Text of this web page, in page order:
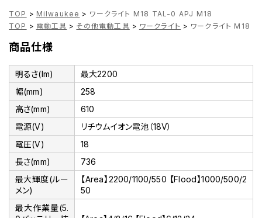
TOP > Milwaukee > ワークライト M18 TAL-0 APJ M18
TOP > 電動工具 > その他電動工具 > ワークライト > ワークライト M18
商品仕様
明るさ(lm)
最大2200
幅(mm)
258
高さ(mm)
610
電源(V)
リチウムイオン電池（18V）
電圧(V)
18
長さ(mm)
736
最大輝度(ルー
メン)
【Area】2200/1100/550 【Flood】1000/500/2
50
最大作業量(5.